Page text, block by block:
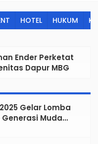
HOTEL HUKUM
Ender Perketat
Dapur MBG
Gelar Lomba
Muda
Budaya